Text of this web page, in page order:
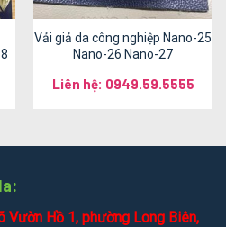
Vải giả da công nghiệp Nano-25
Nano-26 Nano-27
Liên hệ: 0949.59.5555
Vườn Hồ 1, phường Long Biên,